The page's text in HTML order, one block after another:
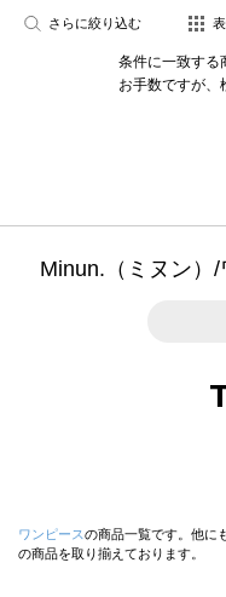
さらに絞り込む
条件に一致する
お手数ですが、
Minun.（ミヌン）
ワンピースの商品一覧です。他に
の商品を取り揃えております。